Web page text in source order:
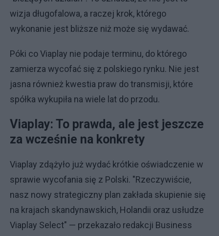
wizja długofalowa, a raczej krok, którego
wykonanie jest bliższe niż może się wydawać.
Póki co Viaplay nie podaje terminu, do którego
zamierza wycofać się z polskiego rynku. Nie jest
jasna również kwestia praw do transmisji, które
spółka wykupiła na wiele lat do przodu.
Viaplay: To prawda, ale jest jeszcze
za wcześnie na konkrety
Viaplay zdążyło już wydać krótkie oświadczenie w
sprawie wycofania się z Polski. "Rzeczywiście,
nasz nowy strategiczny plan zakłada skupienie się
na krajach skandynawskich, Holandii oraz usłudze
Viaplay Select" — przekazało redakcji Business